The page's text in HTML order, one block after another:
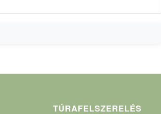
TÚRAFELSZERELÉS